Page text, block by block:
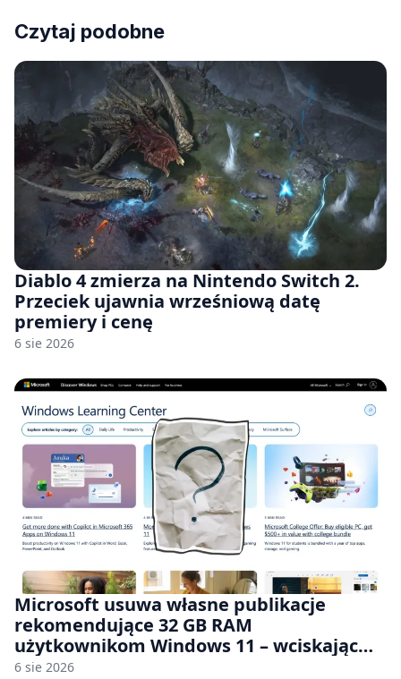
Czytaj podobne
Diablo 4 zmierza na Nintendo Switch 2.
Przeciek ujawnia wrześniową datę
premiery i cenę
6 sie 2026
Microsoft usuwa własne publikacje
rekomendujące 32 GB RAM
użytkownikom Windows 11 – wciskając
nam przy tym komputery z 8 GB RAM po
6 sie 2026